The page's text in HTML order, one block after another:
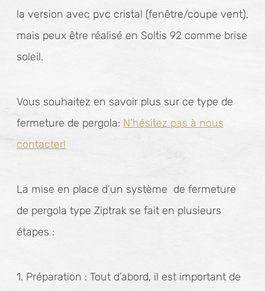
la version avec pvc cristal (fenêtre/coupe vent),
mais peux être réalisé en Soltis 92 comme brise
soleil.
Vous souhaitez en savoir plus sur ce type de
fermeture de pergola: N’hésitez pas à nous
contacter!
La mise en place d’un système de fermeture
de pergola type Ziptrak se fait en plusieurs
étapes :
1. Préparation : Tout d’abord, il est important de